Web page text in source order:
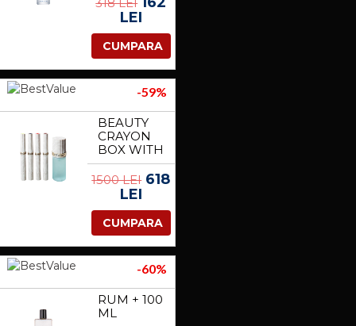
318 LEI
LEI
CUMPARA
-59%
BEAUTY
CRAYON
BOX WITH
EVIL-LYN
COLLECTIBLE
FIGURINE
1500 LEI618
LEI
CUMPARA
-60%
RUM + 100
ML